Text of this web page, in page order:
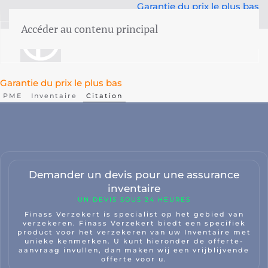
Accéder au contenu principal
Aide juridique
Dommages aux
Garantie du prix le plus bas
Garantie du prix le plus bas
PME Inventaire Citation
Demander un devis pour une assurance
inventaire
UN DEVIS SOUS 24 HEURES
Finass Verzekert is specialist op het gebied van
verzekeren. Finass Verzekert biedt een specifiek
product voor het verzekeren van uw Inventaire met
unieke kenmerken. U kunt hieronder de offerte-
aanvraag invullen, dan maken wij een vrijblijvende
offerte voor u.